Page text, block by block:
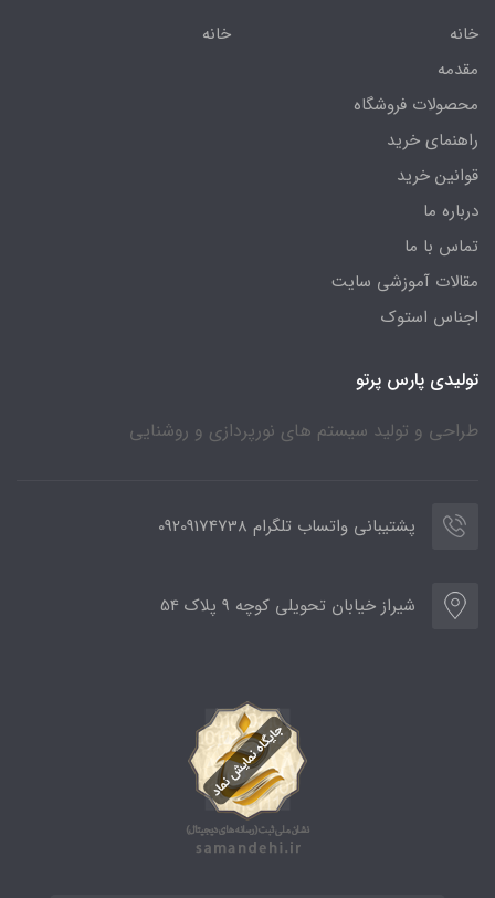
خانه
مقدمه
محصولات فروشگاه
راهنمای خرید
قوانین خرید
درباره ما
تماس با ما
مقالات آموزشی سایت
اجناس استوک
خانه
تولیدی پارس پرتو
طراحی و تولید سیستم های نورپردازی و روشنایی
پشتیبانی واتساب تلگرام 09209174738
شیراز خیابان تحویلی کوچه 9 پلاک 54